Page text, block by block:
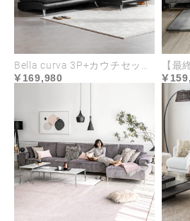
洗い替えはもちろん
スタイルチェンジも
木枠を取り外してから座面と肘
着テープをはがすことでカバー
す。本体と背面のカバーは一体
い込み部分の端で繋がっている
能です。お子様やペットがいる
使用でき、模様替えも気軽に行
Bella curva 3P+カウチセット コンパクト／レギュラー／ラージ
169,980